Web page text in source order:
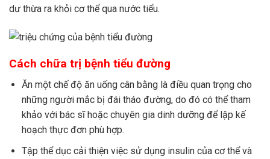
dư thừa ra khỏi cơ thể qua nước tiểu.
Cách chữa trị bệnh tiểu đường
Ăn một chế độ ăn uống cân bằng là điều quan trọng cho
những người mắc bị đái tháo đường, do đó có thể tham
khảo với bác sĩ hoặc chuyên gia dinh dưỡng để lập kế
hoạch thực đơn phù hợp.
Tập thể dục cải thiện việc sử dụng insulin của cơ thể và